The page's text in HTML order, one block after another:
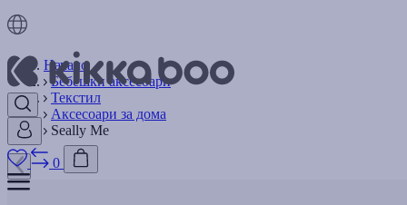
0
Начало
Бебешки аксесоари
Текстил
Аксесоари за дома
Seally Me